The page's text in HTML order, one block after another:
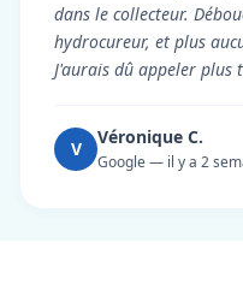
dans le collecteur.
hydrocureur, et plus
J'aurais dû appeler plus
V
Véronique C.
Google — il y a 2